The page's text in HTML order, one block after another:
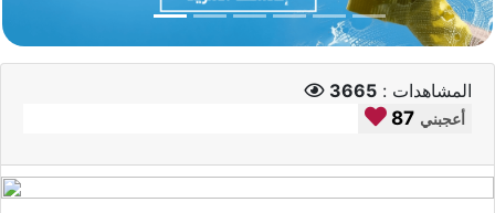
المشاهدات : 3665
87 أعجبني